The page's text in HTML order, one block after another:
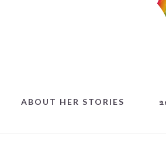
ABOUT HER STORIES